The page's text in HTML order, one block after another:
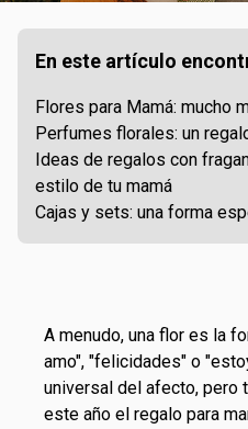
En este artículo
Flores para Mamá: mucho
Perfumes florales: un
Ideas de regalos con
estilo de tu mamá
Cajas y sets: una forma
A menudo, una flor es la
amo", "felicidades" o
universal del afecto, pero
este año el regalo para